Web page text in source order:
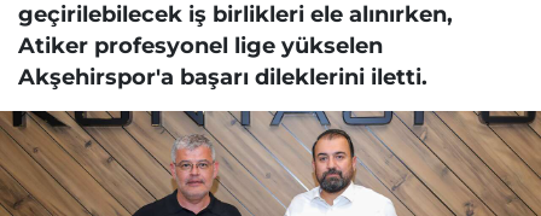
geçirilebilecek iş birlikleri ele alınırken,
Atiker profesyonel lige yükselen
Akşehirspor'a başarı dileklerini iletti.